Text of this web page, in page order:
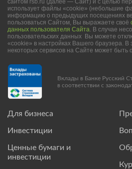
Для бизнеса
Инвестиции
Ценные бумаги и
инвестиции
сайтом rsb.ru (далее — Сайт) и с целью
использует файлы «cookie» (небольшие
информацию о предыдущих посещениях
пользоваться Сайтом, Вы выражаете своё
данных пользователя Сайта. В случае
пользовательских данных Вы можете
«cookie» в настройках Вашего браузера. В
некоторых сервисов на Сайте может быть
Вклады в Банке Русский
в соответствии с